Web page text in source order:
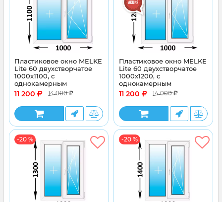
Пластиковое окно MELKE
Lite 60 двухстворчатое
1000x1100, с
однокамерным
энергосберегающим
стеклопакетом
11 200 14 000
Пластиковое окно MELKE
Lite 60 двухстворчатое
1000x1200, с
однокамерным
энергосберегающим
стеклопакетом
11 200 14 000
-20 % -20 %